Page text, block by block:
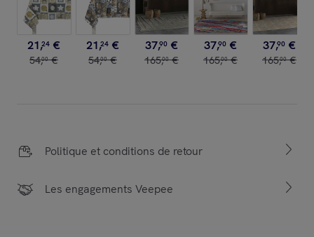
21,24 €
54,00 €
21,24 €
54,00 €
37,90 €
165,00 €
37,90 €
165,00 €
37,90 €
165,00 €
Politique et conditions de retour
Les engagements Veepee